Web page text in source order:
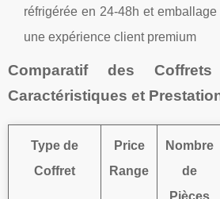
réfrigérée en 24-48h et
une expérience client premium
Comparatif des
Caractéristiques et
Type de
Coffret
Price
Range
Nombre
de